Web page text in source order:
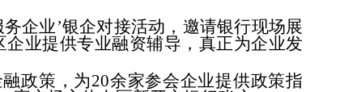
企业’银企对接活动，邀请银行现场展
业提供专业融资辅导，真正为企业发
政策，为20余家参会企业提供政策指